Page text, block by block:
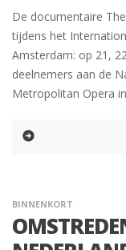
De documentaire
tijdens het
Amsterdam: op 21,
deelnemers aan de
Metropolitan Opera
BINNENKORT